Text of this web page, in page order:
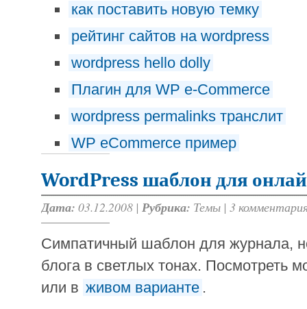
как поставить новую темку
рейтинг сайтов на wordpress
wordpress hello dolly
Плагин для WP e-Commerce
wordpress permalinks транслит
WP eCommerce пример
WordPress шаблон для
Дата: 03.12.2008 | Рубрика: Темы | 3
Симпатичный шаблон для журнала,
блога в светлых тонах. Посмотреть
или в живом варианте .